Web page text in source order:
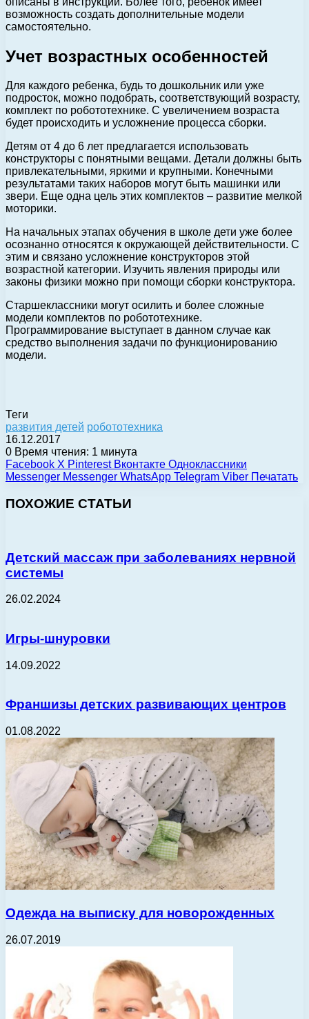
возможность создать дополнительные модели
самостоятельно.
Учет возрастных особенностей
Для каждого ребенка, будь то дошкольник или уже
подросток, можно подобрать, соответствующий возрасту,
комплект по робототехнике. С увеличением возраста
будет происходить и усложнение процесса сборки.
Детям от 4 до 6 лет предлагается использовать
конструкторы с понятными вещами. Детали должны быть
привлекательными, яркими и крупными. Конечными
результатами таких наборов могут быть машинки или
звери. Еще одна цель этих комплектов – развитие мелкой
моторики.
На начальных этапах обучения в школе дети уже более
осознанно относятся к окружающей действительности. С
этим и связано усложнение конструкторов этой
возрастной категории. Изучить явления природы или
законы физики можно при помощи сборки конструктора.
Старшеклассники могут осилить и более сложные
модели комплектов по робототехнике.
Программирование выступает в данном случае как
средство выполнения задачи по функционированию
модели.
Теги
развития детей робототехника
16.12.2017
0 Время чтения: 1 минута
Facebook X Pinterest Вконтакте Одноклассники
Messenger Messenger WhatsApp Telegram Viber Печатать
ПОХОЖИЕ СТАТЬИ
Детский массаж при заболеваниях нервной
системы
26.02.2024
Игры-шнуровки
14.09.2022
Франшизы детских развивающих центров
01.08.2022
Одежда на выписку для новорожденных
26.07.2019